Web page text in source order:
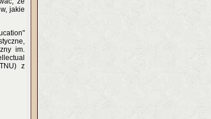
jakie
im.
z